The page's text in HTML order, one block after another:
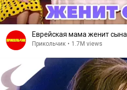
Еврейская мама женит сына
Прикольчик • 1.7M views